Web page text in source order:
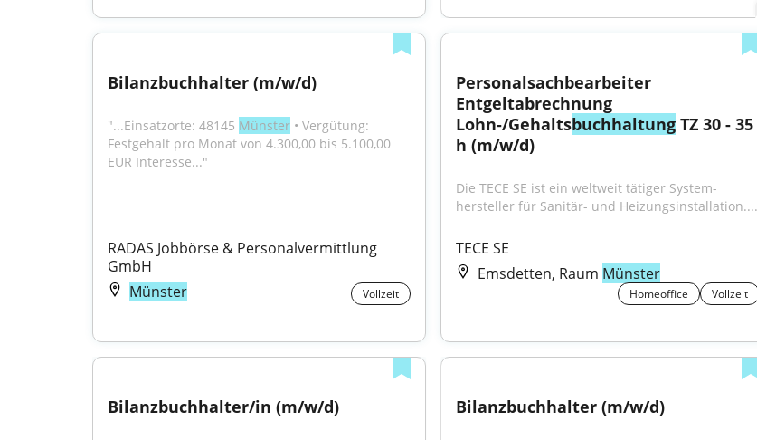
Bilanzbuchhalter (m/w/d)
"...Einsatzorte: 48145 Münster • Vergütung:
Festgehalt pro Monat von 4.300,00 bis 5.100,00
EUR Interesse..."
RADAS Jobbörse & Personalvermittlung
GmbH
Münster
Vollzeit
Personalsachbearbeiter
Entgeltabrechnung
Lohn-/Gehaltsbuchhaltung TZ 30 - 35
h (m/w/d)
Die TECE SE ist ein weltweit tätiger System­
hersteller für Sanitär- und Heizungsinstallation....
TECE SE
Emsdetten, Raum Münster
Homeoffice Vollzeit
Bilanzbuchhalter/in (m/w/d) Bilanzbuchhalter (m/w/d)